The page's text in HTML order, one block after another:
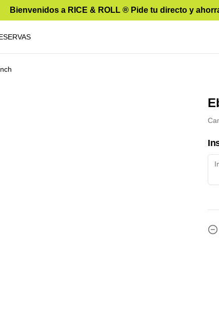
Bienvenidos a RICE & ROLL ®️ Pide tu directo y